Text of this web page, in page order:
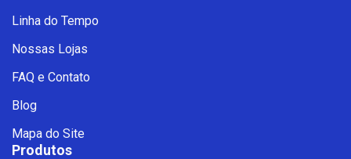
Linha do Tempo
Nossas Lojas
FAQ e Contato
Blog
Mapa do Site
Produtos